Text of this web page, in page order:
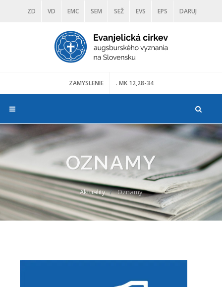
ZD VD EMC SEM SEŽ EVS EPS DARUJ
DIAKONIA ŠKOLY TRANOSCIUS
ZAMYSLENIE . MK 12,28-34
OZNAMY
Aktuality Oznamy